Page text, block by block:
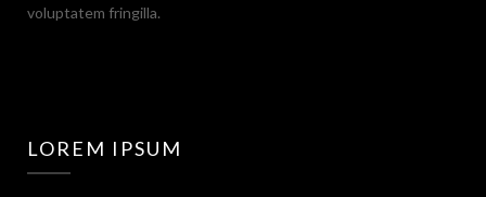
voluptatem fringilla.
LOREM IPSUM